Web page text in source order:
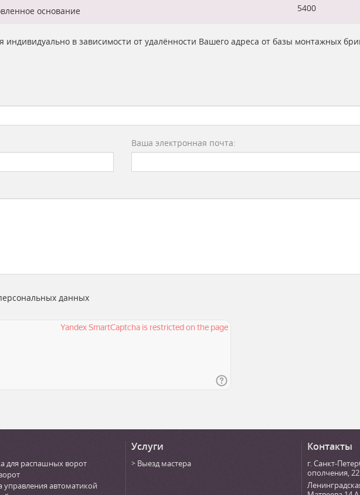
основание 5400
индивидуально в зависимости от удалённости Вашего адреса от базы монтажных
Ваша электронная почта:
данных
для распашных ворот
управления автоматикой
Услуги
Выезд мастера
Контакты
г. Санкт-
ополчения, 22